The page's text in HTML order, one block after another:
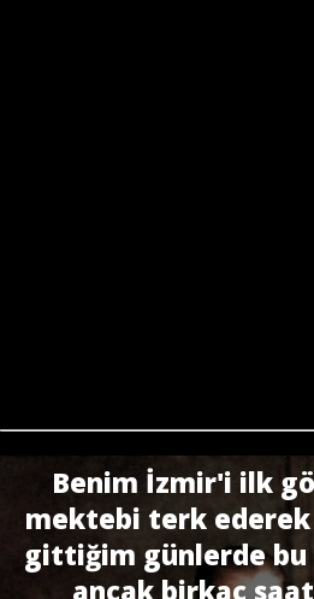
Benim İzmir'i ilk
mektebi terk
gittiğim günlerde bu
ancak birkaç